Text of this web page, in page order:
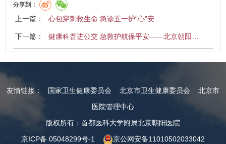
分享到：
上一篇： 心包穿刺救生命 急诊五一护“心”安
下一篇： 健康科普进公交 急救护航保平安——北京朝阳…
友情链接： 国家卫生健康委员会 北京市卫生健康委员会
北京市
医院管理中心
版权所有：首都医科大学附属北京朝阳医院
京ICP备 05048299号-1
京公网安备11010502033042